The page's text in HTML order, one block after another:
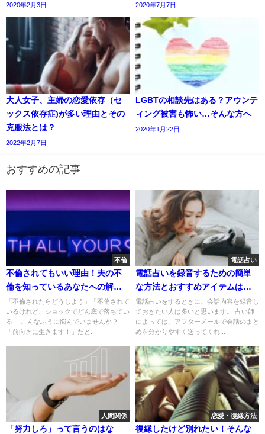
2020年2月3日 2020年7月7日
大人女子、主婦の恋愛依存（セ
ックス依存症)が多い理由とその
克服法とは？
2022年2月7日
LGBTの相談先はある？アウンテ
ィング被害も怖い…そんな方へ
2020年1月22日
おすすめの記事
不倫
不倫されてもいい理由！夫の不
倫を知っているあなたへの解決
方法
「不倫されたらどうしよう」「不倫されて
いるけれど、ショックでどん底で落ちてい
る」 こんなふうに悩んでいませんか？
「前向きに生きます！」だと...
電話占い
電話占いを録音するための簡単
な方法とおすすめアイテムはど
れ？
電話占いをするときに、会話内容を録音し
ておきたい人は多いと思います。 占い師
によっては、アフターメールで会話のまと
めを分かりやすく送ってくれ...
人間関係
「努力しろ」って言うのはな
恋愛・復縁方法
復縁したけど別れたい！そんな